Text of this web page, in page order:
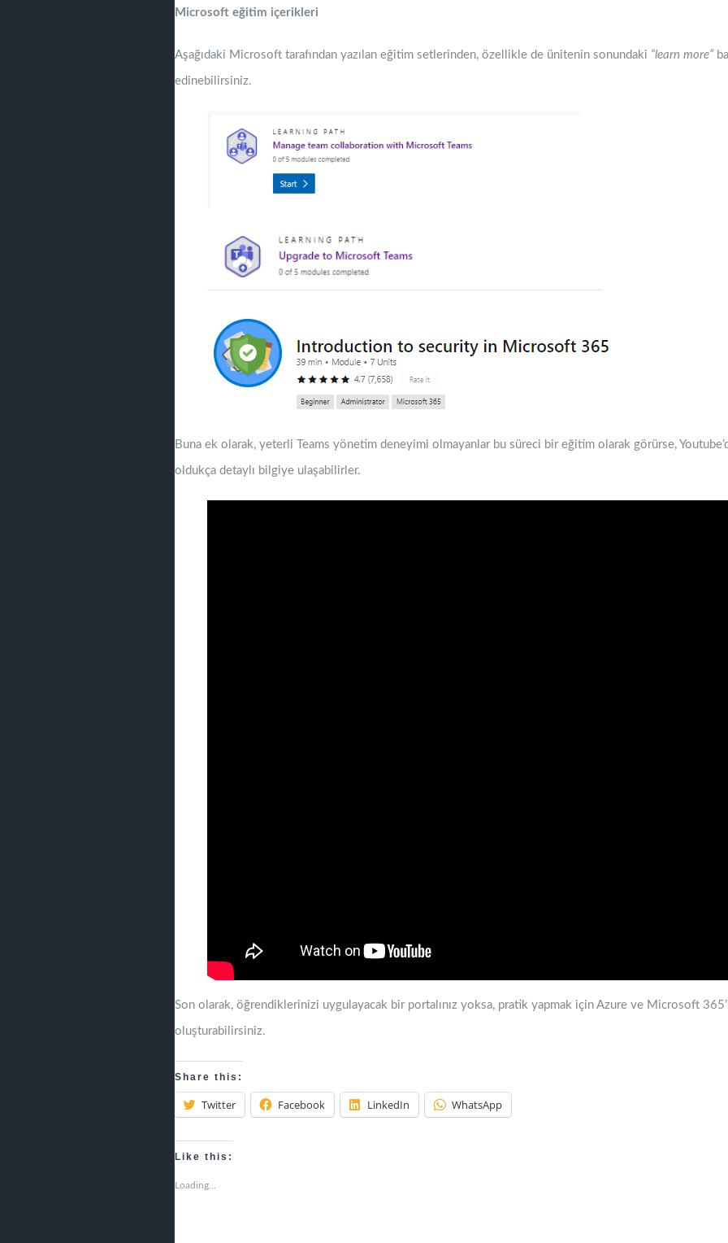
Microsoft eğitim içerikleri
Aşağıdaki Microsoft tarafından yazılan eğitim setlerinden, özellikle de ünitenin sonundaki “learn more”
edinebilirsiniz.
Buna ek olarak, yeterli Teams yönetim deneyimi olmayanlar bu süreci bir eğitim olarak görürse,
oldukça detaylı bilgiye ulaşabilirler.
Son olarak, öğrendiklerinizi uygulayacak bir portalınız yoksa, pratik yapmak için Azure ve Microsoft
oluşturabilirsiniz.
Share this:
Twitter Facebook LinkedIn WhatsApp
Like this:
Loading...